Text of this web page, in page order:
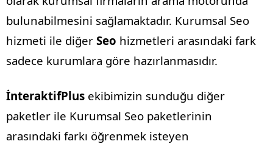
bulunabilmesini sağlamaktadır. Kurumsal Seo
hizmeti ile diğer Seo hizmetleri arasındaki fark
sadece kurumlara göre hazırlanmasıdır.
İnteraktifPlus ekibimizin sunduğu diğer
paketler ile Kurumsal Seo paketlerinin
arasındaki farkı öğrenmek isteyen